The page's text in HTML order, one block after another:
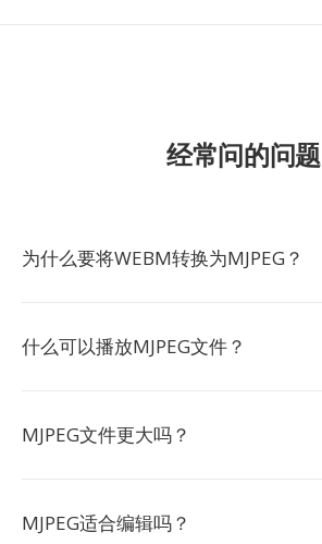
经常问的问题
为什么要将WEBM转换为MJPEG？
什么可以播放MJPEG文件？
MJPEG文件更大吗？
MJPEG适合编辑吗？